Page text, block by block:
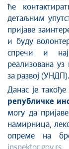
ће
детаљним
пријаве
и буду
спречи и
реализована
за развој (УНДП).
Данас је
републичке
могу да
намирница,
опреме на